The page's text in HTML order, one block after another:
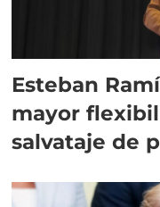
Esteban
mayor
salvataje de